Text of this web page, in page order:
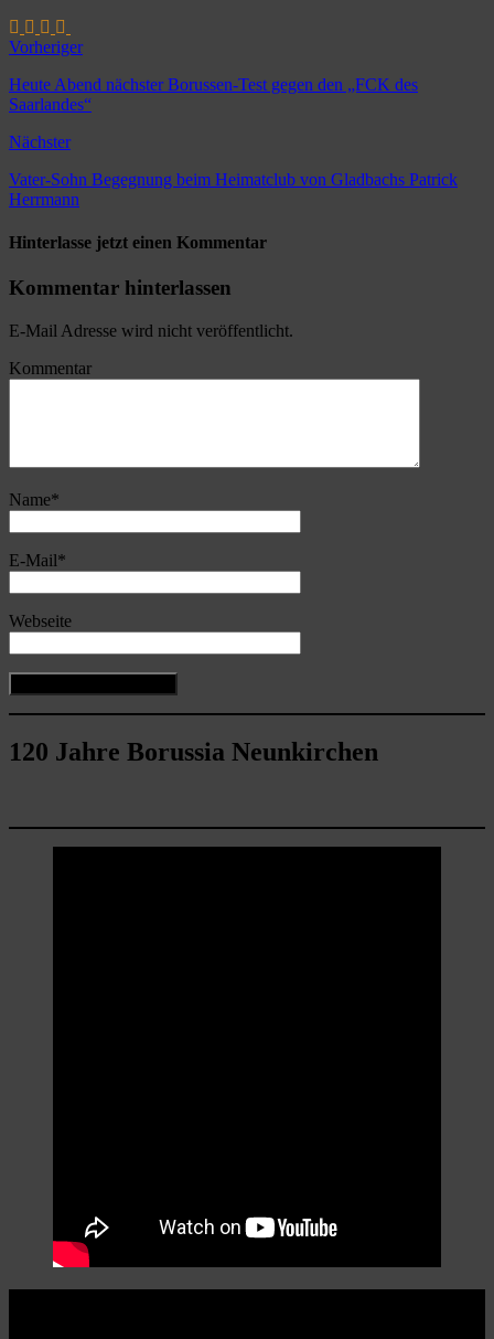
Vorheriger
Heute Abend nächster Borussen-Test gegen den „FCK des
Saarlandes“
Nächster
Vater-Sohn Begegnung beim Heimatclub von Gladbachs Patrick
Herrmann
Hinterlasse jetzt einen Kommentar
Kommentar hinterlassen
E-Mail Adresse wird nicht veröffentlicht.
Kommentar
Name*
E-Mail*
Webseite
120 Jahre Borussia Neunkirchen